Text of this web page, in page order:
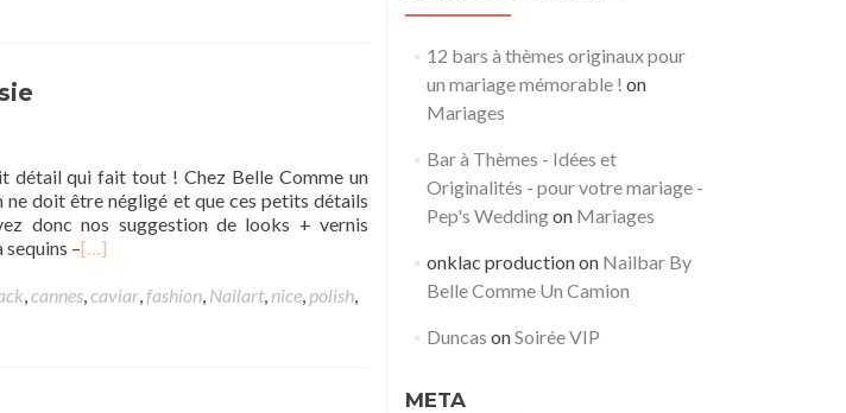
détail qui fait tout ! Chez Belle Comme un
ne doit être négligé et que ces petits détails
donc nos suggestion de looks + vernis
–[…]
,cannes,caviar,fashion, Nailart, nice, polish,
12 bars à thèmes originaux pour
un mariage mémorable ! on
Mariages
Bar à Thèmes - Idées et
Originalités - pour votre mariage -
Pep's Weddingon Mariages
onklac productionon Nailbar By
Belle Comme Un Camion
Duncas onSoirée VIP
META